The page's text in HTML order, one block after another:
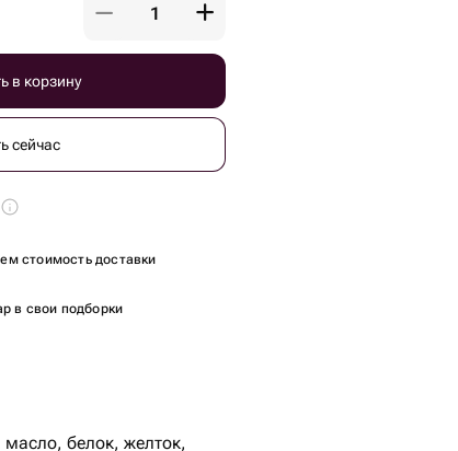
в корзину
сейчас
стоимость доставки
в свои подборки
белок, желток,